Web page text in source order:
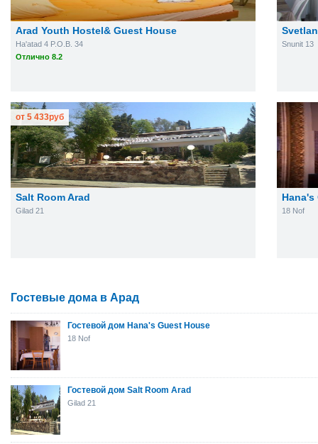
Arad Youth Hostel& Guest House
Ha'atad 4 P.O.B. 34
Отлично 8.2
Snunit 13
Salt Room Arad
Gilad 21
от 5 433руб
Hana's
18 Nof
Гостевые дома в Арад
Гостевой дом Hana's Guest House
18 Nof
Гостевой дом Salt Room Arad
Gilad 21